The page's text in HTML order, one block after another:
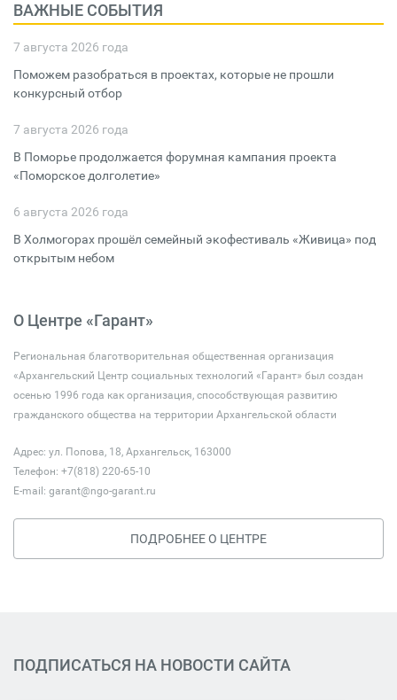
ВАЖНЫЕ СОБЫТИЯ
7 августа 2026 года
Поможем разобраться в проектах, которые не прошли
конкурсный отбор
7 августа 2026 года
В Поморье продолжается форумная кампания проекта
«Поморское долголетие»
6 августа 2026 года
В Холмогорах прошёл семейный экофестиваль «Живица» под
открытым небом
О Центре «Гарант»
Региональная благотворительная общественная организация
«Архангельский Центр социальных технологий «Гарант» был создан
осенью 1996 года как организация, способствующая развитию
гражданского общества на территории Архангельской области
Адрес: ул. Попова, 18, Архангельск, 163000
Телефон: +7(818) 220-65-10
E-mail: garant@ngo-garant.ru
ПОДРОБНЕЕ О ЦЕНТРЕ
ПОДПИСАТЬСЯ НА НОВОСТИ САЙТА